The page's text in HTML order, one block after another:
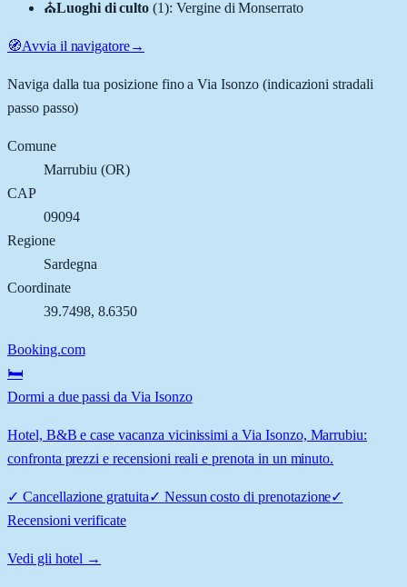
⛪Luoghi di culto (1): Vergine di Monserrato
🧭Avvia il navigatore→
Naviga dalla tua posizione fino aVia Isonzo(indicazioni stradali
passo passo)
Comune
Marrubiu (OR)
CAP
09094
Regione
Sardegna
Coordinate
39.7498, 8.6350
Booking.com
🛏️
Dormi a due passi da Via Isonzo
Hotel, B&B e case vacanza vicinissimi a Via Isonzo, Marrubiu:
confronta prezzi e recensioni reali e prenota in un minuto.
✓ Cancellazione gratuita✓ Nessun costo di prenotazione✓
Recensioni verificate
Vedi gli hotel →